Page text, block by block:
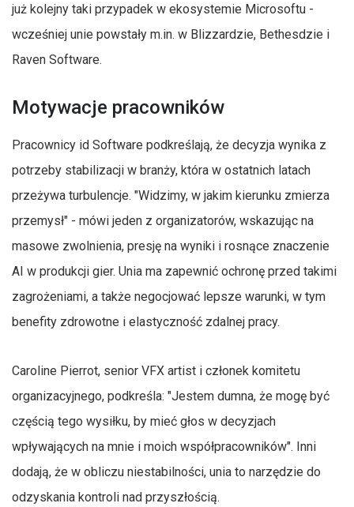
już kolejny taki przypadek w ekosystemie Microsoftu -
wcześniej unie powstały m.in. w Blizzardzie, Bethesdzie i
Raven Software.
Motywacje pracowników
Pracownicy id Software podkreślają, że decyzja wynika z
potrzeby stabilizacji w branży, która w ostatnich latach
przeżywa turbulencje. "Widzimy, w jakim kierunku zmierza
przemysł" - mówi jeden z organizatorów, wskazując na
masowe zwolnienia, presję na wyniki i rosnące znaczenie
AI w produkcji gier. Unia ma zapewnić ochronę przed takimi
zagrożeniami, a także negocjować lepsze warunki, w tym
benefity zdrowotne i elastyczność zdalnej pracy.
Caroline Pierrot, senior VFX artist i członek komitetu
organizacyjnego, podkreśla: "Jestem dumna, że mogę być
częścią tego wysiłku, by mieć głos w decyzjach
wpływających na mnie i moich współpracowników". Inni
dodają, że w obliczu niestabilności, unia to narzędzie do
odzyskania kontroli nad przyszłością.